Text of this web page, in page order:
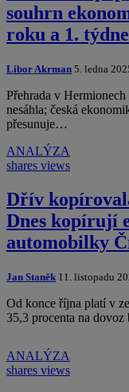
souhrn
roku a 1.
Libor Akrman 5. ledna
Přehrada v
nesáhla; česká
přesunuje…
ANALÝZA
shares views
Dřív
Dnes kopírují
automobilky
Jan Staněk 11. listopadu
Od konce října platí v
35,3 procenta na
ANALÝZA
shares views